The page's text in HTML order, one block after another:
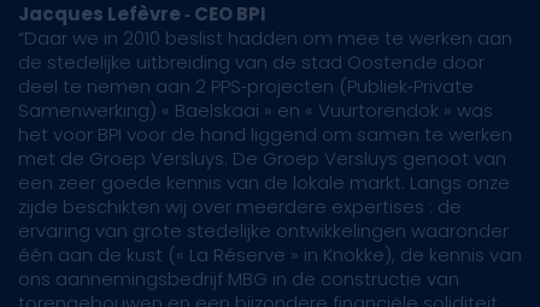
Jacques Lefèvre ‐ CEO BPI
“Daar we in 2010 beslist hadden om mee te werken aan
de stedelijke uitbreiding van de stad Oostende door
deel te nemen aan 2 PPS‐projecten (Publiek‐Private
Samenwerking) « Baelskaai » en « Vuurtorendok » was
het voor BPI voor de hand liggend om samen te werken
met de Groep Versluys. De Groep Versluys genoot van
een zeer goede kennis van de lokale markt. Langs onze
zijde beschikten wij over meerdere expertises : de
ervaring van grote stedelijke ontwikkelingen waaronder
één aan de kust (« La Réserve » in Knokke), de kennis van
ons aannemingsbedrijf MBG in de constructie van